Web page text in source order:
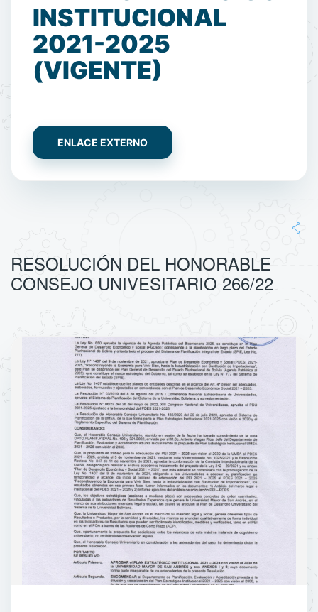
INSTITUCIONAL
2021-2025
(VIGENTE)
ENLACE EXTERNO
RESOLUCIÓN DEL HONORABLE
CONSEJO UNIVESITARIO 266/22